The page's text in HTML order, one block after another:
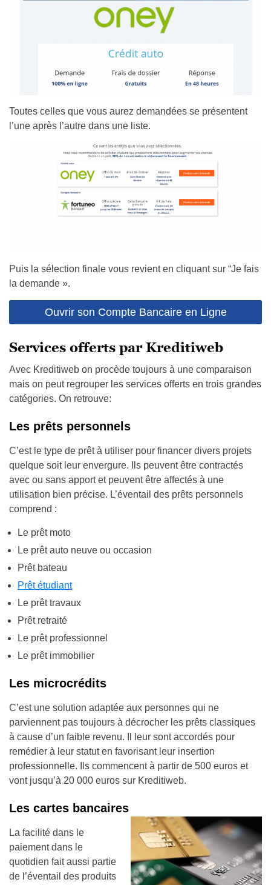
Toutes celles que vous aurez demandées se présentent
l’une après l’autre dans une liste.
Puis la sélection finale vous revient en cliquant sur “Je fais
la demande ».
Ouvrir son Compte Bancaire en Ligne
Services offerts par Kreditiweb
Avec Kreditiweb on procède toujours à une comparaison
mais on peut regrouper les services offerts en trois grandes
catégories. On retrouve:
Les prêts personnels
C’est le type de prêt à utiliser pour financer divers projets
quelque soit leur envergure. Ils peuvent être contractés
avec ou sans apport et peuvent être affectés à une
utilisation bien précise. L’éventail des prêts personnels
comprend :
Le prêt moto
Le prêt auto neuve ou occasion
Prêt bateau
Prêt étudiant
Le prêt travaux
Prêt retraité
Le prêt professionnel
Le prêt immobilier
Les microcrédits
C’est une solution adaptée aux personnes qui ne
parviennent pas toujours à décrocher les prêts classiques
à cause d’un faible revenu. Il leur sont accordés pour
remédier à leur statut en favorisant leur insertion
professionnelle. Ils commencent à partir de 500 euros et
vont jusqu’à 20 000 euros sur Kreditiweb.
Les cartes bancaires
La facilité dans le
paiement dans le
quotidien fait aussi partie
de l’éventail des produits